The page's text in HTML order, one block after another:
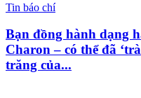
Tin báo chí
Bạn đồng hành dạng
Charon – có thể đã
trăng của...